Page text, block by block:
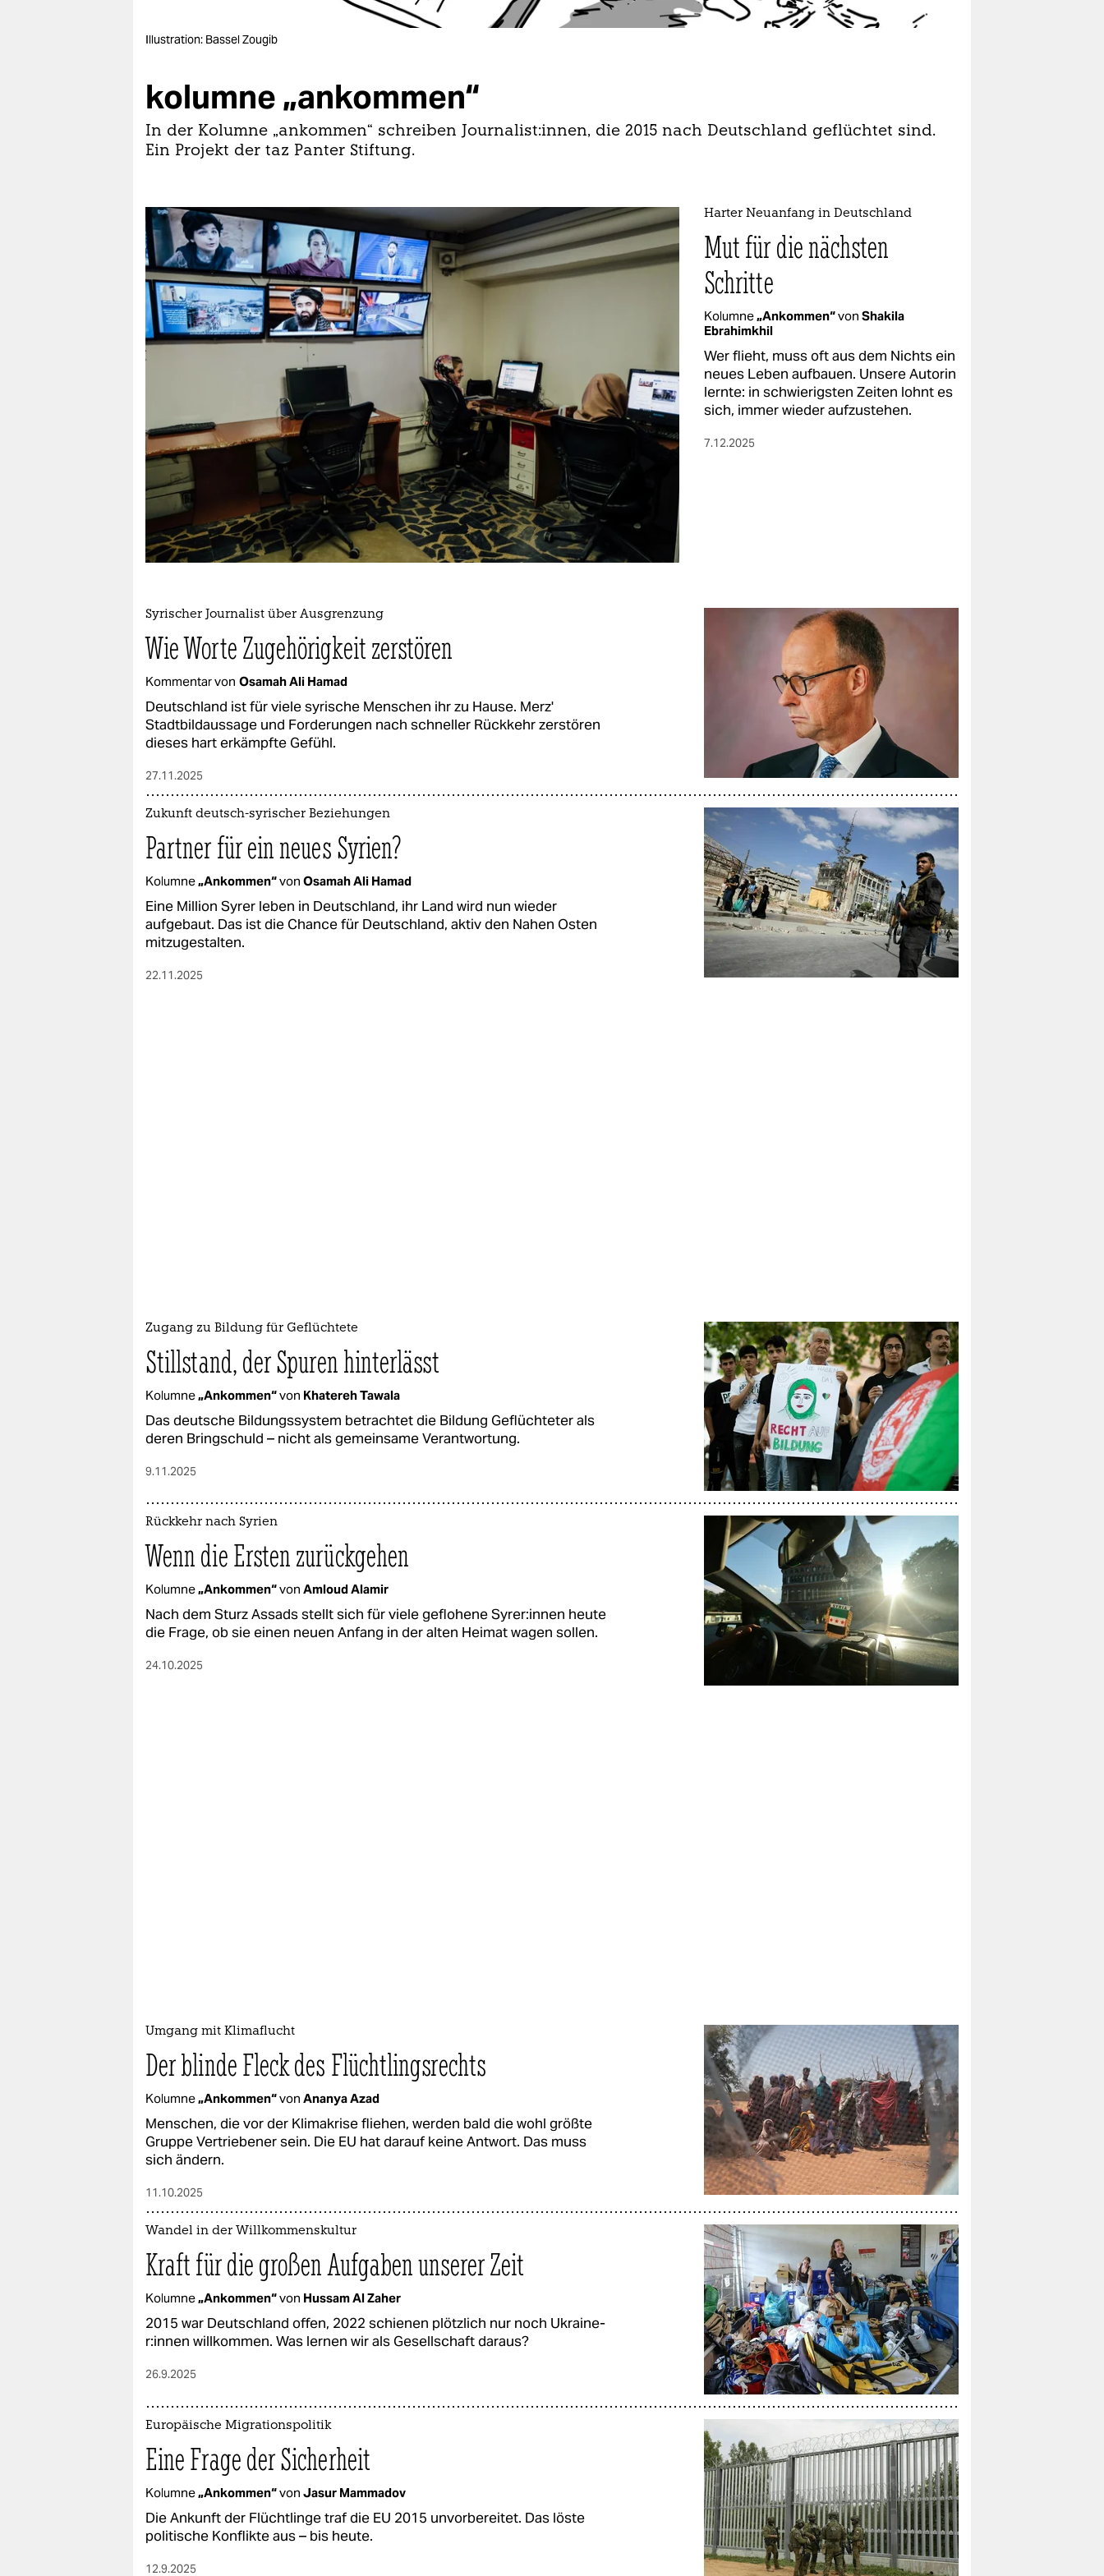
nord
verlag
verlag
shop
fragen & hilfe
unterstützen
abo
genossenschaft
Illustration: Bassel Zougib
kolumne „ankommen“
In der Kolumne „ankommen“ schreiben Jour­nalist:innen, die 2015 nach Deutschland geflüchtet sind.
Ein Projekt der taz Panter Stiftung.
Harter Neuanfang in Deutschland
Mut für die nächsten
Schritte
Kolumne„Ankommen“von Shakila
Ebrahimkhil
Wer flieht, muss oft aus dem Nichts ein
neues Leben aufbauen. Unsere Autorin
lernte: in schwierigsten Zeiten lohnt es
sich, immer wieder aufzustehen.
7.12.2025
Syrischer Journalist über Ausgrenzung
Wie Worte Zugehörigkeit zerstören
Kommentar von Osamah Ali Hamad
Deutschland ist für viele syrische Menschen ihr zu Hause. Merz'
Stadtbildaussage und Forderungen nach schneller Rückkehr zerstören
dieses hart erkämpfte Gefühl.
27.11.2025
Zukunft deutsch-syrischer Beziehungen
Partner für ein neues Syrien?
Kolumne„Ankommen“von Osamah Ali Hamad
Eine Million Syrer leben in Deutschland, ihr Land wird nun wieder
aufgebaut. Das ist die Chance für Deutschland, aktiv den Nahen Osten
mitzugestalten.
22.11.2025
Zugang zu Bildung für Geflüchtete
Stillstand, der Spuren hinterlässt
Kolumne„Ankommen“von Khatereh Tawala
Das deutsche Bildungssystem betrachtet die Bildung Geflüchteter als
deren Bringschuld – nicht als gemeinsame Verantwortung.
9.11.2025
Rückkehr nach Syrien
Wenn die Ersten zurückgehen
Kolumne„Ankommen“von Amloud Alamir
Nach dem Sturz Assads stellt sich für viele geflohene Sy­re­r:in­nen heute
die Frage, ob sie einen neuen Anfang in der alten Heimat wagen sollen.
24.10.2025
Umgang mit Klimaflucht
Der blinde Fleck des Flüchtlingsrechts
Kolumne„Ankommen“von Ananya Azad
Menschen, die vor der Klimakrise fliehen, werden bald die wohl größte
Gruppe Vertriebener sein. Die EU hat darauf keine Antwort. Das muss
sich ändern.
11.10.2025
Wandel in der Willkommenskultur
Kraft für die großen Aufgaben unserer Zeit
Kolumne„Ankommen“von Hussam Al Zaher
2015 war Deutschland offen, 2022 schienen plötzlich nur noch Ukrai­ne­
r:in­nen willkommen. Was lernen wir als Gesellschaft daraus?
26.9.2025
Europäische Migrationspolitik
Eine Frage der Sicherheit
Kolumne„Ankommen“von Jasur Mammadov
Die Ankunft der Flüchtlinge traf die EU 2015 unvorbereitet. Das löste
politische Konflikte aus – bis heute.
12.9.2025